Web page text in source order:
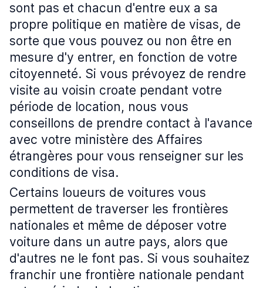
sont pas et chacun d'entre eux a sa
propre politique en matière de visas, de
sorte que vous pouvez ou non être en
mesure d'y entrer, en fonction de votre
citoyenneté. Si vous prévoyez de rendre
visite au voisin croate pendant votre
période de location, nous vous
conseillons de prendre contact à l'avance
avec votre ministère des Affaires
étrangères pour vous renseigner sur les
conditions de visa.
Certains loueurs de voitures vous
permettent de traverser les frontières
nationales et même de déposer votre
voiture dans un autre pays, alors que
d'autres ne le font pas. Si vous souhaitez
franchir une frontière nationale pendant